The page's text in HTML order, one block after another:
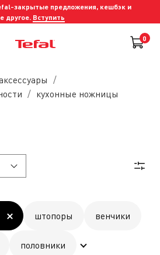
закрытые предложения, кешбэк и
другое. Вступить
0
кухонные ножницы
штопоры венчики
половники